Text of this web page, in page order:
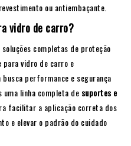
ou antiembaçante.
vidro de carro?
soluções completas de proteção
vidro de carro e
performance e segurança
uma linha completa desuportes e
facilitar a aplicação correta dos
e elevar o padrão do cuidado